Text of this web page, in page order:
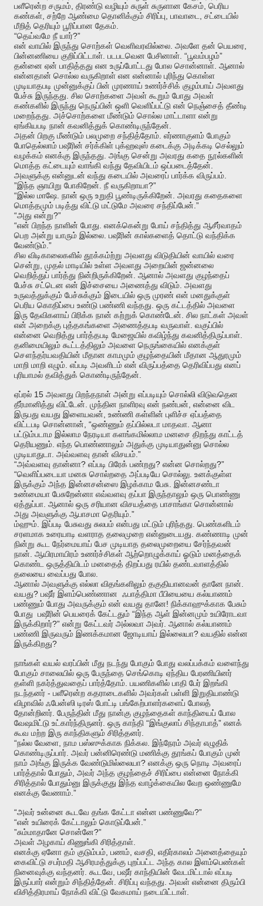
பளீரென்ற சருமம் திரண்டு வழியும் சுருள் சுருளான கேசம் பெரிய
கண்கள் சற்றே ஆண்மை தொனிக்கும் சிரிப்பு பாவாடை
சட்டையில்
மீறித் தெரியும் பூரிப்பான தேகம்
“தெய்வமே நீ யார்?”
என் வாயில் இருந்து சொற்கள் வெளிவரவில்லை அவளே தன் பெயரை
பின்னணியை குறிப்பிட்டாள் படபடவென பேசினாள் . “பூவம்பழம்”
தன்னை ஏன் பாதித்தது என உருப்போட்டது போல சொன்னாள் ஆனால்
என்னதான் சொல்ல வருகிறாள் என என்னால் புரிந்து கொள்ள
முடியாதபடி முன்னுக்குப் பின் முரணாய் உணர்ச்சிக் குழம்பாய் அவளது
பேச்சு இருந்தது சில சொற்களை அவள் கூறும் போது அவள்
கண்களில் இருந்து நெருப்பின் ஒளி வெளிப்பட்டு என் நெஞ்சைத் தீண்டி
மறைந்தது அச்சொற்களை மீண்டும் சொல்ல மாட்டாளா என்று
ஏங்கியபடி நான் கவனித்துக் கொண்டிருந்தேன்
அதன் பிறகு மீண்டும் பலமுறை சந்தித்தோம் எர்ணாகுளம் போகும்
போதெல்லாம் பஷீரின் சர்க்கிள் புக்ஹவுஸ் கடைக்கு அடிக்கடி செல்லும்
வழக்கம் எனக்கு இருந்தது அங்கு சென்று அவரது கதை நூல்களின்
மொத்த கட்டையும் வாங்கி வந்து தேவியிடம் ஒப்படைத்தேன்
அவளுக்கு என்னுடன் வந்து கடையில் அவரைப் பார்க்க விருப்பம்
”இந்த ஞாயிறு போகிறேன் நீ வருகிறாயா?”
“இல்ல மாஷே நான் ஒரு உறுதி பூண்டிருக்கிறேன் அவரது கதைகளை
மொத்தமும் படித்து விட்டு மட்டுமே அவரை சந்திப்பேன் .”
“அது என்று?”
“என் பிறந்த நாளின் போது எனக்கென்று போய் சந்தித்து ஆசீர்வாதம்
பெற அன்று யாரும் இல்லை பஷீரின் கால்களைத் தொட்டு வந்திக்க
வேண்டும் .”
சில விடிகாலைகளில் தூக்கம்ற்று அவளது விடுதியின் வாயில் வரை
சென்று முதல் மாடியில் உள்ள அவளது அறையின் ஜன்னலை
வெறித்துப் பார்த்து நின்றிருக்கிறேன் ஆனால் அவளது குழந்தைப்
பேச்சு சட்டென என் இச்சையை அணைத்து விடும் அவளது
உருவத்துக்கும் பேச்சுக்கும் இடையில் ஒரு முரண் என் மனதுக்குள்
பெரிய கொதிப்பை உண்டு பண்ணி வந்தது ஒரு கட்டத்தில் அவளை
இரு தேவிகளாய் பிரிக்க நான் கற்றுக் கொண்டேன் சில நாட்கள் அவள்
என் அறைக்கு புத்தகங்களை அணைத்தபடி வருவாள் வகுப்பில்
என்னை வெறித்து பார்த்தபடி மேஜையில் கவிழ்ந்து கவனித்திருப்பாள்
தனிமையிலும் கூட்டத்திலும் அவளை நெருங்கையில் எனக்குள்
சௌந்தர்யவதியின் மீதான காமமும் குழந்தையின் மீதான ஆதுரமும்
மாறி மாறி எழும் எப்படி அவளிடம் என் விருப்பத்தை தெரிவிப்பது எனப்
புரியாமல் தவித்துக் கொண்டிருந்தேன்
ஏப்ரல் 15 அவளது பிறந்தநாள் அன்று எப்படியும் சொல்லி விடுவதென
தீர்மானித்து விட்டேன் முந்தின நாளிரவு என் நண்பன் என்னை விட
இருபது வயது இளையவன் உண்ணி கள்ளின் புளிச்ச ஏப்பத்தை
விட்டபடி சொன்னான் , “ஒண்ணும் தப்பில்லடா மாதவா ஆனா
பட்டும்படாம இல்லாம நேரடியா களங்கமில்லாம மனசை திறந்து காட்டத்
தெரியணும் எந்த பொண்ணாலும் அதுக்கு முடியாதுன்னு சொல்ல
முடியாதுடா அவ்வளவு தான் விசயம் .”
“அவ்வளவு தான்னா? எப்படி பிரேக் பண்றது? என்ன சொல்றது?”
“வெளிப்படையா மனசு சொல்றதை அப்படியே சொல்லு உனக்குள்ள
இருக்கும் அந்த இன்னசன்ஸை இழக்காம பேசு இன்னசண்டா
உண்மையா பேசுறேன்னா எவ்வளவு தப்பா இருந்தாலும் ஒரு பொண்ணு
ஏத்துப்பா ஆனால் ஒரு சரியான விசயத்தை பாசாங்கா சொன்னால்
அது அவளுக்கு ஆபாசமா தெரியும் .”
ம்ஹும் இப்படி பேசுவது சுலபம் என்பது மட்டும் புரிந்தது பெண்களிடம்
சரளமாக உரையாடி வளராத தலைமுறை என்னுடையது கண்ணாடி முன்
நின்று கூட நேர்மையாய் பேச முடியாத தலைமுறையை சேர்ந்தவன்
நான் ஆயிரமாயிரம் உணர்ச்சிகள் ஆற்றொழுக்காய் ஓடும் மனத்தைக்
கொண்ட
ஒருத்தியிடம் மனதைத் திறப்பது ரயில் தண்டவாளத்தில்
தலையை வைப்பது போல
ஆனால் அவளுக்கு எல்லா விதங்களிலும் தகுதியானவன் தானே நான்
வயது? பஷீர் இளம்பெண்ணான ஃபாத்திமா பீபியையை கல்யாணம்
பண்ணும் போது அவருக்கும் என் வயது தானே! நிக்காஹுக்காக பேசும்
போது பஷீரின் பெயரைக் கேட்டதும் “இந்த ஆள் இன்னமும் உயிரோடவா
இருக்கிறார்?” என்று கேட்டவர் அல்லவா அவர் ஆனால் கல்யாணம்
பண்ணி இருவரும் இணக்கமான ஜோடியாய் இல்லையா? வயதில் என்ன
இருக்கிறது?
நாங்கள் வயல் வரப்பின் மீது நடந்து போகும் போது வலப்பக்கம் வளைந்து
போகும் சாலையில் ஒரு பேருந்தை செங்கொடி ஏந்திய பேரணியினர்
தள்ளி நகர்த்துவதைப் பார்த்தோம் பயணிகளில் பாதி பேர் இறங்கி
நடந்தனர் - பளீரென்ற கதராடைகளில் அவர்கள் பள்ளி இறுதியாண்டு
விழாவில் ஃபேன்ஸி டிரஸ் போட்டி பங்கேற்பாளர்களைப் போலத்
தோன்றினர் பேருந்தின் மீது நான்கு குழந்தைகள் காந்தியைப் போல
வேஷமிட்டு உட்கார்ந்திருனர் ஒரு காந்தி “இங்குலாப் சிந்தாபாத்” எனக்
கூவ மற்ற இரு காந்திகளும் சிரித்தனர்
“நல்ல வேளை நாம பஸ்ஸுக்காக நிக்கல இந்நேரம் அவர் எழுதிக்
கொண்டிருப்பார் அவர் பன்னிரெண்டு மணிக்கு தூங்கப் போகும் முன்
நாம் அங்கு இருக்க வேண்டுமில்லையா? எனக்கு ஒரு நொடி அவரைப்
பார்த்தால் போதும் அவர் அந்த குழந்தைச் சிரிப்பை என்னை நோக்கி
சிரித்தால் போதும்னு இருக்குது இந்த வாழ்க்கையில வேற ஒண்ணுமே
எனக்கு வேணாம் .”
“அவர் உன்னை கூடவே தங்க கேட்டா என்ன பண்ணுவே?”
“என் உயிரைக் கேட்டாலும் கொடுப்பேன் .”
”சும்மாதானே சொன்னே?”
அவள் அழகாய் கிணுங்கி சிரித்தாள்
எனக்கு ஏனோ தம் குடும்பம் பணம் வசதி எதிர்காலம் அனைத்தையும்
கைவிட்டு சபர்மதி ஆசிரமத்துக்கு புறப்பட்ட அந்த கால இளம்பெண்கள்
நினைவுக்கு வந்தனர் கூடவே பஷீர் காந்தியின் வேடமிட்டால் எப்படி
இருப்பார் என்றும் சிந்தித்தேன் சிரிப்பு வந்தது அவள் என்னை திரும்பி
விசித்திரமாய் நோக்கி விட்டு வேகமாய் நடையிட்டாள்